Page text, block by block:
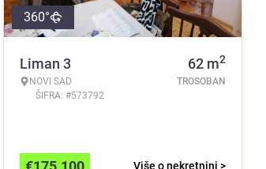
360°
Liman 3
NOVI SAD
ŠIFRA: #573792
62 m2
TROSOBAN
Više o nekretnini >